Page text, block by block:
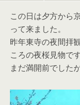
この日は夕方から
って来ました。
昨年東寺の夜間拝
ころの夜桜見物です
まだ満開前でした